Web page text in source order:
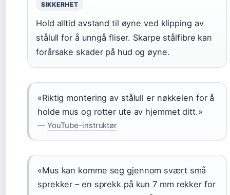
SIKKERHET
Hold alltid avstand til øyne ved klipping av
stålull for å unngå fliser. Skarpe stålfibre kan
forårsake skader på hud og øyne.
«Riktig montering av stålull er nøkkelen for å
holde mus og rotter ute av hjemmet ditt.»
— YouTube-instruktør
«Mus kan komme seg gjennom svært små
sprekker – en sprekk på kun 7 mm rekker for